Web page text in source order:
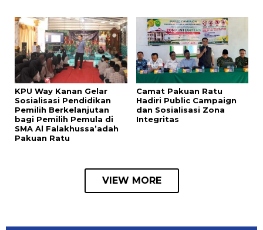
KPU Way Kanan Gelar
Sosialisasi Pendidikan
Pemilih Berkelanjutan
bagi Pemilih Pemula di
SMA Al Falakhussa’adah
Pakuan Ratu
Camat Pakuan Ratu
Hadiri Public Campaign
dan Sosialisasi Zona
Integritas
VIEW MORE